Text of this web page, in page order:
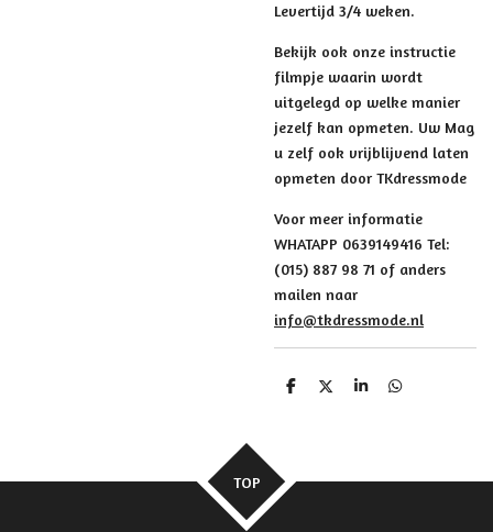
Levertijd 3/4 weken.
Bekijk ook onze instructie
filmpje waarin wordt
uitgelegd op welke manier
jezelf kan opmeten. Uw Mag
u zelf ook vrijblijvend laten
opmeten door TKdressmode
Voor meer informatie
WHATAPP 0639149416 Tel:
(015) 887 98 71 of anders
mailen naar
info@tkdressmode.nl
D
D
S
D
TOP